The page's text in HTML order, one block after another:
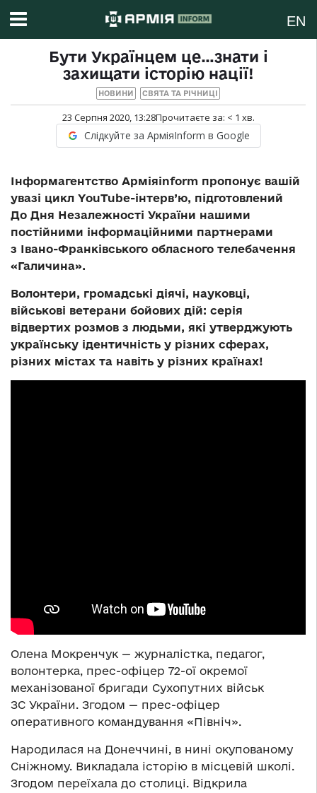
EN
Бути Українцем це…знати і
захищати історію нації!
НОВИНИ СВЯТА ТА РІЧНИЦІ
23 Серпня 2020, 13:28Прочитаєте за: < 1 хв.
Слідкуйте за АрміяInform в Google
Інформагентство Арміяinform пропонує вашій
увазі цикл YouTube-інтерв’ю, підготовлений
До Дня Незалежності України нашими
постійними інформаційними партнерами
з Івано-Франківського обласного телебачення
«Галичина».
Волонтери, громадські діячі, науковці,
військові ветерани бойових дій: серія
відвертих розмов з людьми, які утверджують
українську ідентичність у різних сферах,
різних містах та навіть у різних країнах!
Олена Мокренчук — журналістка, педагог,
волонтерка, прес-офіцер 72-ої окремої
механізованої бригади Сухопутних військ
ЗС України. Згодом — прес-офіцер
оперативного командування «Північ».
Народилася на Донеччині, в нині окупованому
Сніжному. Викладала історію в місцевій школі.
Згодом переїхала до столиці. Відкрила